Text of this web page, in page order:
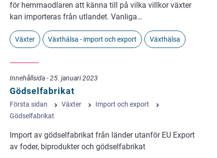
för hemmaodlaren att känna till på vilka villkor växter
kan importeras från utlandet. Vanliga…
Växter Växthälsa - import och export Växthälsa
Innehållsida - 25. januari 2023
Gödselfabrikat
Första sidan Växter
Import och export
Gödselfabrikat
Import av gödselfabrikat från länder utanför EU Export
av foder, biprodukter och gödselfabrikat